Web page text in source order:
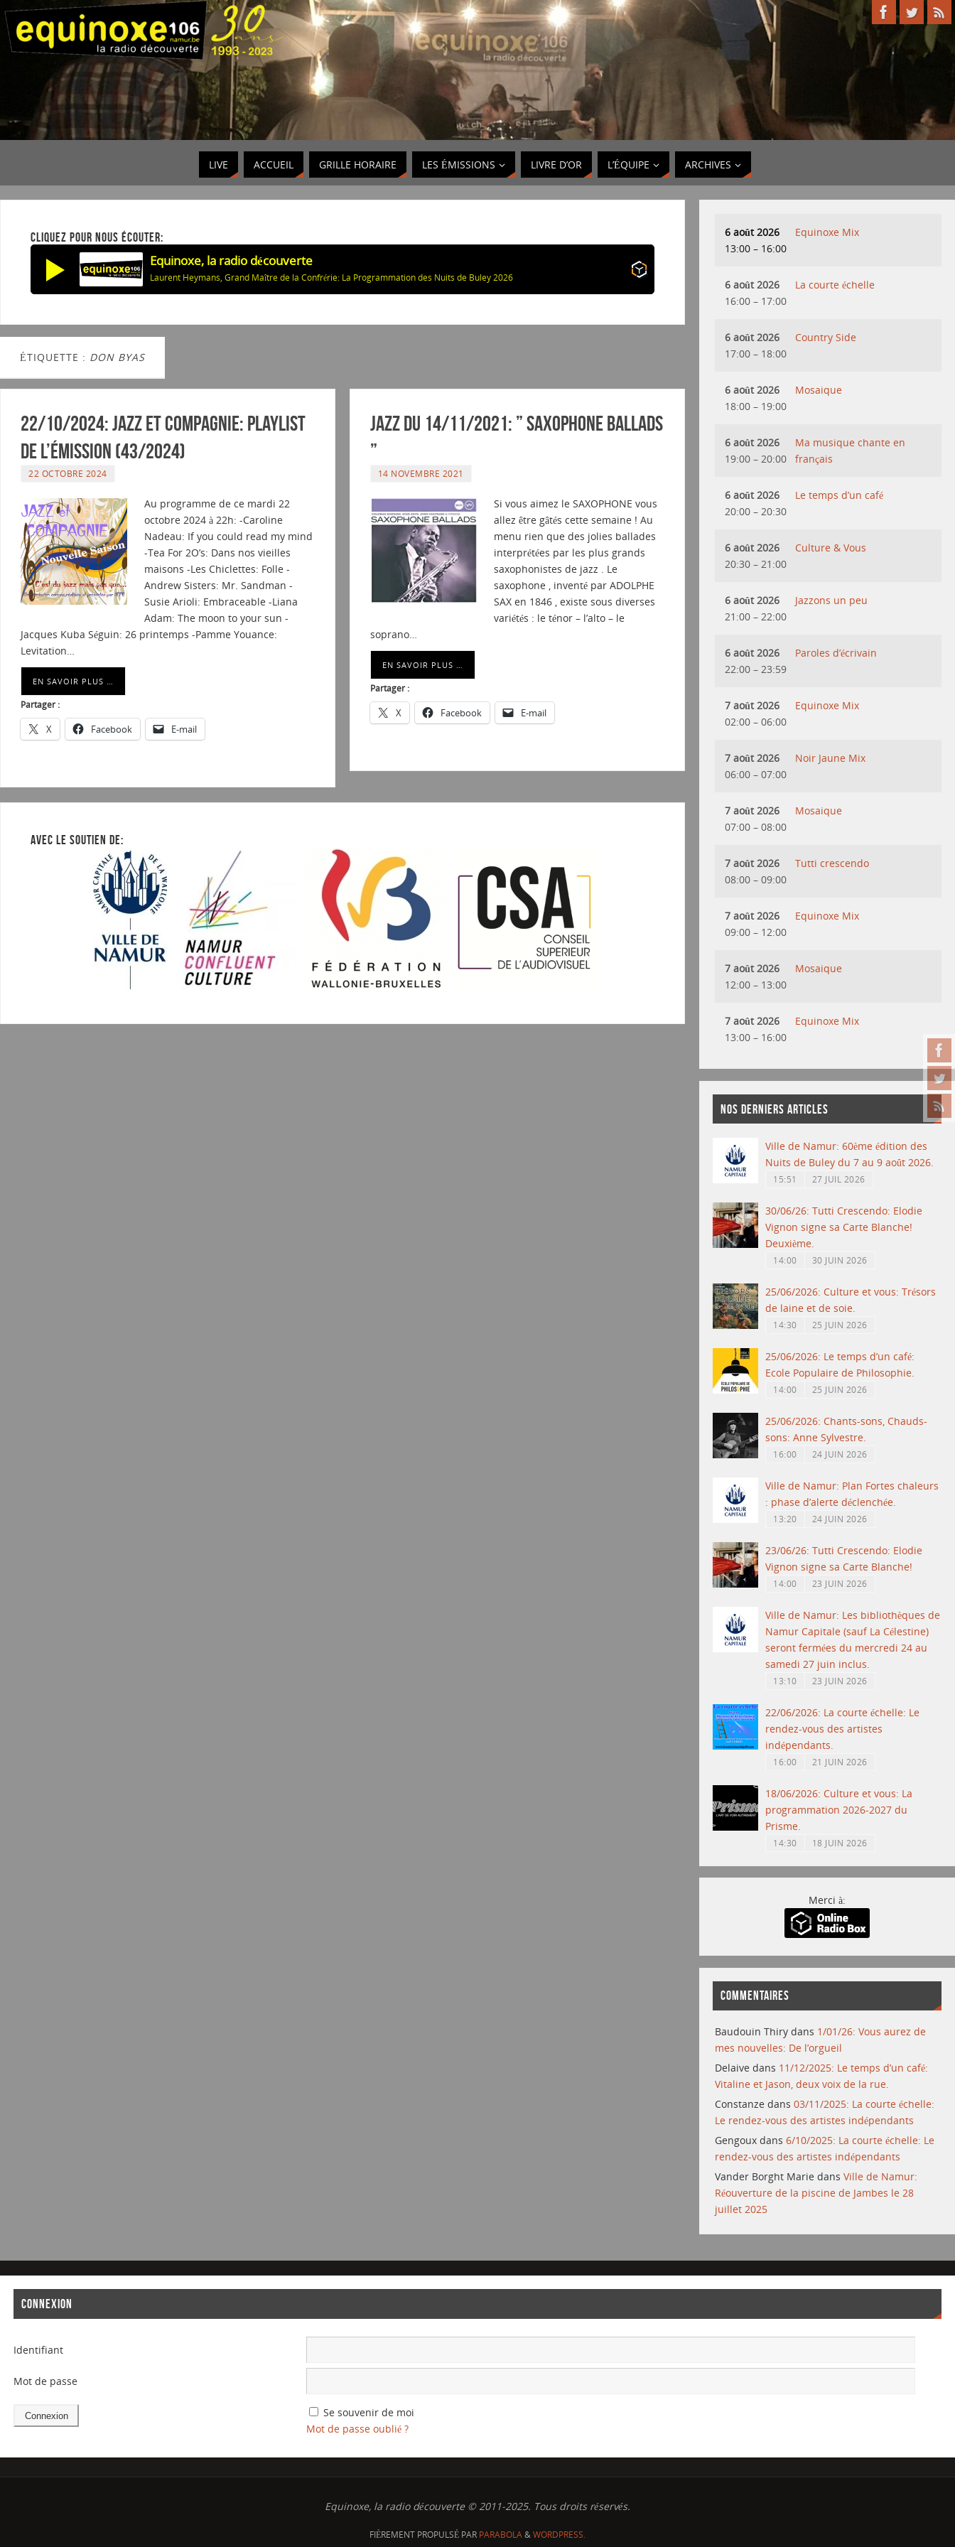
LIVE ACCUEIL GRILLE HORAIRE LES ÉMISSIONS LIVRE D’OR L’ÉQUIPE ARCHIVES
CLIQUEZ POUR NOUS ÉCOUTER:
Equinoxe, la radio découverte
Laurent Heymans, Grand Maître de la Confrérie: La Programmation des Nuits de Buley 2026
ÉTIQUETTE : DON BYAS
22/10/2024: Jazz et Compagnie: Playlist
de l’émission (43/2024)
22 OCTOBRE 2024
Au programme de ce mardi 22
octobre 2024 à 22h: -Caroline
Nadeau: If you could read my mind
-Tea For 2O’s: Dans nos vieilles
maisons -Les Chiclettes: Folle -
Andrew Sisters: Mr. Sandman -
Susie Arioli: Embraceable -Liana
Adam: The moon to your sun -
Jacques Kuba Séguin: 26 printemps -Pamme Youance:
Levitation…
EN SAVOIR PLUS …
Partager :
X Facebook E-mail
JAZZ du 14/11/2021: ” SAXOPHONE BALLADS
”
14 NOVEMBRE 2021
Si vous aimez le SAXOPHONE vous
allez être gâtés cette semaine ! Au
menu rien que des jolies ballades
interprétées par les plus grands
saxophonistes de jazz . Le
saxophone , inventé par ADOLPHE
SAX en 1846 , existe sous diverses
variétés : le ténor – l’alto – le
soprano…
EN SAVOIR PLUS …
Partager :
X Facebook E-mail
AVEC LE SOUTIEN DE:
6 août 2026
13:00 – 16:00
Equinoxe Mix
6 août 2026
16:00 – 17:00
La courte échelle
6 août 2026
17:00 – 18:00
Country Side
6 août 2026
18:00 – 19:00
Mosaique
6 août 2026
19:00 – 20:00
Ma musique chante en
français
6 août 2026
20:00 – 20:30
Le temps d’un café
6 août 2026
20:30 – 21:00
Culture & Vous
6 août 2026
21:00 – 22:00
Jazzons un peu
6 août 2026
22:00 – 23:59
Paroles d’écrivain
7 août 2026
02:00 – 06:00
Equinoxe Mix
7 août 2026
06:00 – 07:00
Noir Jaune Mix
7 août 2026
07:00 – 08:00
Mosaique
7 août 2026
08:00 – 09:00
Tutti crescendo
7 août 2026
09:00 – 12:00
Equinoxe Mix
7 août 2026
12:00 – 13:00
Mosaique
7 août 2026
13:00 – 16:00
Equinoxe Mix
NOS DERNIERS ARTICLES
Ville de Namur: 60ème édition des
Nuits de Buley du 7 au 9 août 2026.
15:51 27 JUIL 2026
30/06/26: Tutti Crescendo: Elodie
Vignon signe sa Carte Blanche!
Deuxième.
14:00 30 JUIN 2026
25/06/2026: Culture et vous: Trésors
de laine et de soie.
14:30 25 JUIN 2026
25/06/2026: Le temps d’un café:
Ecole Populaire de Philosophie.
14:00 25 JUIN 2026
25/06/2026: Chants-sons, Chauds-
sons: Anne Sylvestre.
16:00 24 JUIN 2026
Ville de Namur: Plan Fortes chaleurs
: phase d’alerte déclenchée.
13:20 24 JUIN 2026
23/06/26: Tutti Crescendo: Elodie
Vignon signe sa Carte Blanche!
14:00 23 JUIN 2026
Ville de Namur: Les bibliothèques de
Namur Capitale (sauf La Célestine)
seront fermées du mercredi 24 au
samedi 27 juin inclus.
13:10 23 JUIN 2026
22/06/2026: La courte échelle: Le
rendez-vous des artistes
indépendants.
16:00 21 JUIN 2026
18/06/2026: Culture et vous: La
programmation 2026-2027 du
Prisme.
14:30 18 JUIN 2026
Merci à:
COMMENTAIRES
Baudouin Thiry dans 1/01/26: Vous aurez de
mes nouvelles: De l’orgueil
Delaive dans 11/12/2025: Le temps d’un café:
Vitaline et Jason, deux voix de la rue.
Constanze dans03/11/2025: La courte échelle:
Le rendez-vous des artistes indépendants
Gengoux dans6/10/2025: La courte échelle: Le
rendez-vous des artistes indépendants
Vander Borght Marie dansVille de Namur:
Réouverture de la piscine de Jambes le 28
juillet 2025
CONNEXION
Identifiant
Mot de passe
Se souvenir de moi
Mot de passe oublié ?
Equinoxe, la radio découverte © 2011-2025. Tous droits réservés.
FIÈREMENT PROPULSÉ PAR PARABOLA&WORDPRESS.